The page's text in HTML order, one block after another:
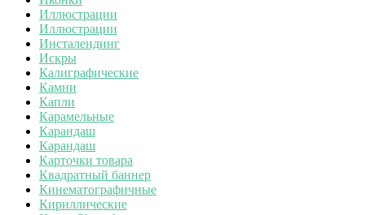
Иллюстрации
Иллюстрации
Инсталендинг
Искры
Калиграфические
Камни
Капли
Карамельные
Карандаш
Карандаш
Карточки товара
Квадратный баннер
Кинематографичные
Кириллические